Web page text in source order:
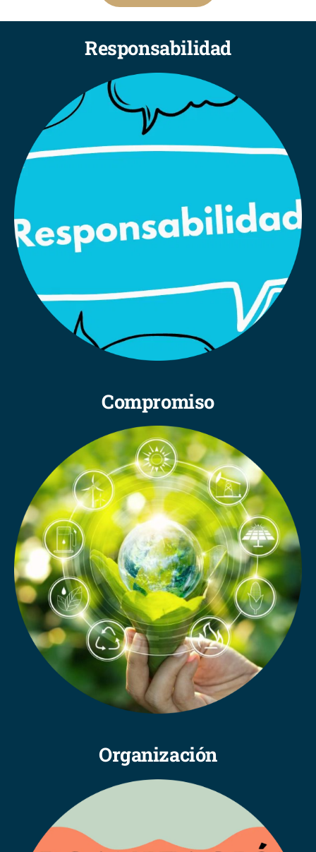
Responsabilidad
Compromiso
Organización